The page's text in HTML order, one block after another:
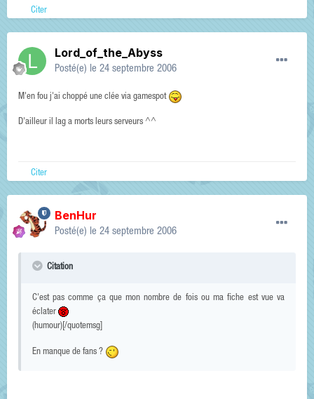
Citer
Lord_of_the_Abyss
Posté(e) le 24 septembre 2006
M'en fou j'ai choppé une clée via gamespot
D'ailleur il lag a morts leurs serveurs ^^
Citer
BenHur
Posté(e) le 24 septembre 2006
Citation
C'est pas comme ça que mon nombre de fois ou ma fiche est vue va
éclater
(humour)[/quotemsg]
En manque de fans ?